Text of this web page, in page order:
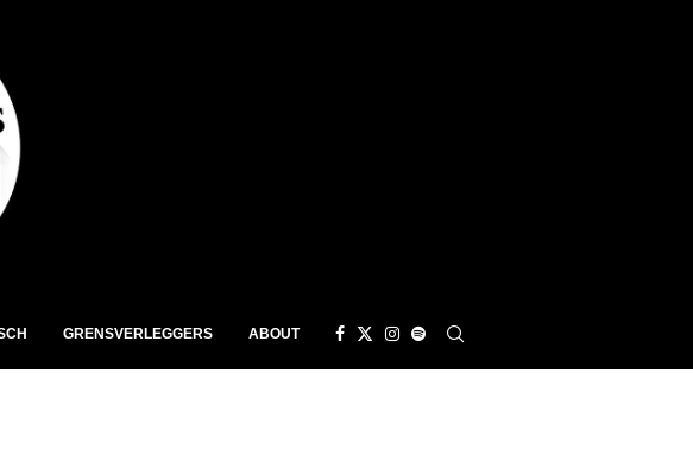
GRENSVERLEGGERS ABOUT